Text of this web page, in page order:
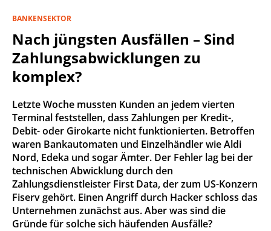
BANKENSEKTOR
Nach jüngsten Ausfällen – Sind
Zahlungsabwicklungen zu
komplex?
Letzte Woche mussten Kunden an jedem vierten
Terminal feststellen, dass Zahlungen per Kredit-,
Debit- oder Girokarte nicht funktionierten. Betroffen
waren Bankautomaten und Einzelhändler wie Aldi
Nord, Edeka und sogar Ämter. Der Fehler lag bei der
technischen Abwicklung durch den
Zahlungsdienstleister First Data, der zum US-Konzern
Fiserv gehört. Einen Angriff durch Hacker schloss das
Unternehmen zunächst aus. Aber was sind die
Gründe für solche sich häufenden Ausfälle?